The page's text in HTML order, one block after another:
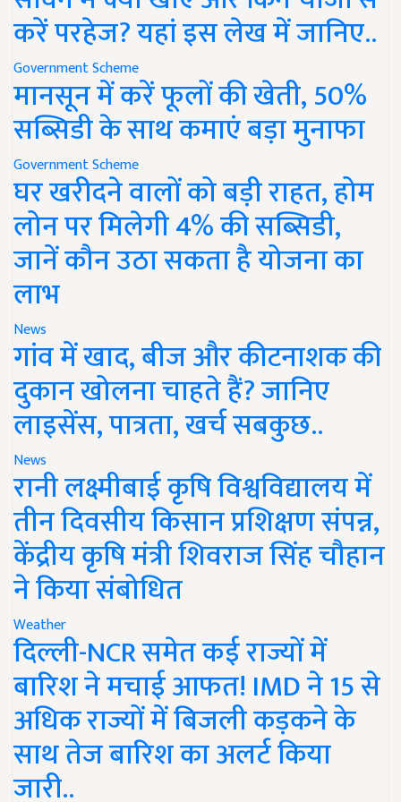
करें परहेज? यहां इस लेख में जानिए..
Government Scheme
मानसून में करें फूलों की खेती, 50%
सब्सिडी के साथ कमाएं बड़ा मुनाफा
Government Scheme
घर खरीदने वालों को बड़ी राहत, होम
लोन पर मिलेगी 4% की सब्सिडी,
जानें कौन उठा सकता है योजना का
लाभ
News
गांव में खाद, बीज और कीटनाशक की
दुकान खोलना चाहते हैं? जानिए
लाइसेंस, पात्रता, खर्च सबकुछ..
News
रानी लक्ष्मीबाई कृषि विश्वविद्यालय में
तीन दिवसीय किसान प्रशिक्षण संपन्न,
केंद्रीय कृषि मंत्री शिवराज सिंह चौहान
ने किया संबोधित
Weather
दिल्ली-NCR समेत कई राज्यों में
बारिश ने मचाई आफत! IMD ने 15 से
अधिक राज्यों में बिजली कड़कने के
साथ तेज बारिश का अलर्ट किया
जारी..